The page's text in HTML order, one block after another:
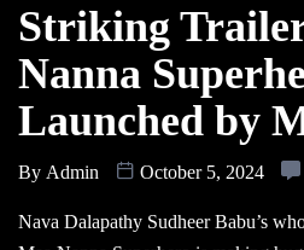
Striking
Nanna
Launched by
By Admin October 5, 2024
Nava Dalapathy Sudheer Babu’s